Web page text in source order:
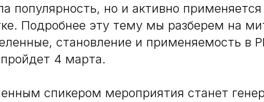
популярность, но и активно применяется
Подробнее эту тему мы разберем на
становление и применяемость в
4 марта.
спикером мероприятия станет